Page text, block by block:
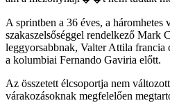
A sprintben a 36 éves, a háromhetes
szakaszelsőséggel rendelkező Mark
leggyorsabbnak, Valter Attila francia
a kolumbiai Fernando Gaviria előtt.
Az összetett élcsoportja nem
várakozásoknak megfelelően